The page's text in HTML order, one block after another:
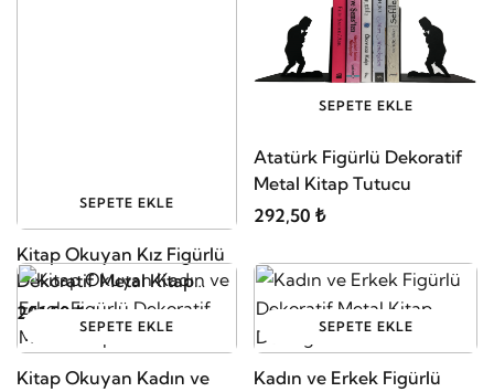
SEPETE EKLE
Kitap Okuyan Kız Figürlü
Dekoratif Metal Kitap
Tutucu
201,50 ₺
SEPETE EKLE
Atatürk Figürlü Dekoratif
Metal Kitap Tutucu
292,50 ₺
SEPETE EKLE
Kitap Okuyan Kadın ve
SEPETE EKLE
Kadın ve Erkek Figürlü